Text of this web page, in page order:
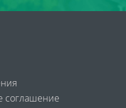
соглашение